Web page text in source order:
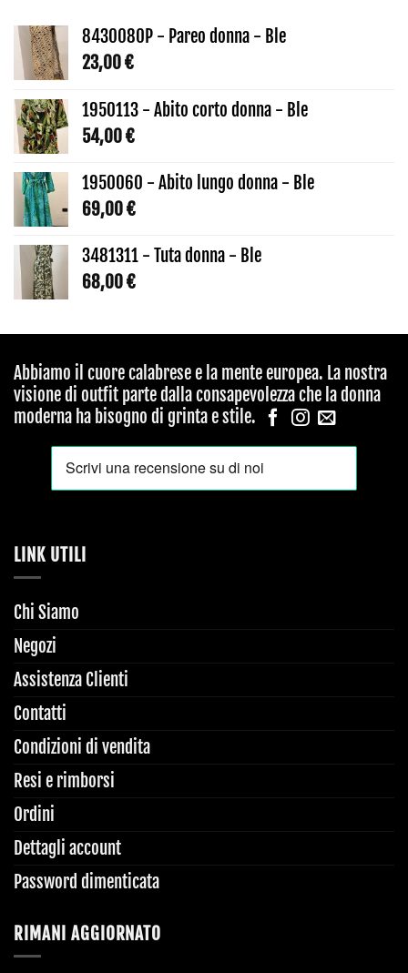
8430080P - Pareo donna - Ble
23,00€
1950113 - Abito corto donna - Ble
54,00€
1950060 - Abito lungo donna - Ble
69,00€
3481311 - Tuta donna - Ble
68,00€
Abbiamo il cuore calabrese e la mente europea. La nostra
visione di outfit parte dalla consapevolezza che la donna
moderna ha bisogno di grinta e stile.
LINK UTILI
Chi Siamo
Negozi
Assistenza Clienti
Contatti
Condizioni di vendita
Resi e rimborsi
Ordini
Dettagli account
Password dimenticata
RIMANI AGGIORNATO